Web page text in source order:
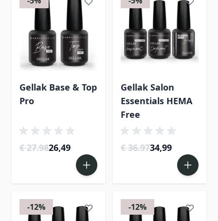
Gellak Base & Top
Pro
€ 27.9826,49
Gellak Salon
Essentials HEMA
Free
€ 36.9734,99
-12% -12%